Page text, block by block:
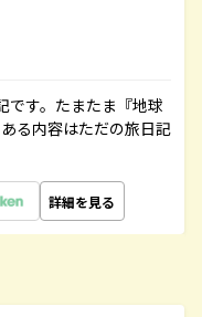
です。たまたま『地球
る内容はただの旅日記
詳細を見る